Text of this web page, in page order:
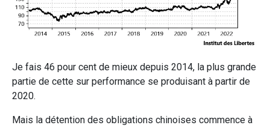
Je fais 46 pour cent de mieux depuis 2014, la plus grande
partie de cette sur performance se produisant à partir de
2020.
Mais la détention des obligations chinoises commence à